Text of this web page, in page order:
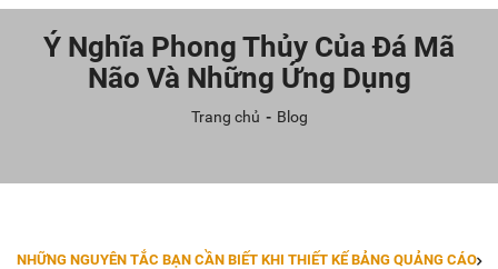
Ý Nghĩa Phong Thủy Của Đá Mã
Não Và Những Ứng Dụng
Trang chủ Blog
NHỮNG NGUYÊN TẮC BẠN CẦN BIẾT KHI THIẾT KẾ BẢNG QUẢNG CÁO